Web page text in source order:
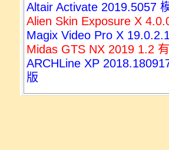
Altair Activate 2019.5057
Alien Skin Exposure X
Magix Video Pro X
Midas GTS NX 2019 1.2
ARCHLine XP
版